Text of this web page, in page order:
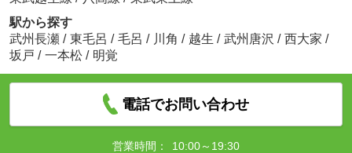
駅から探す
武州長瀬 / 東毛呂 / 毛呂 / 川角 / 越生 / 武州唐沢 / 西大家 /
坂戸 / 一本松 / 明覚
電話でお問い合わせ
営業時間：
10:00～19:30